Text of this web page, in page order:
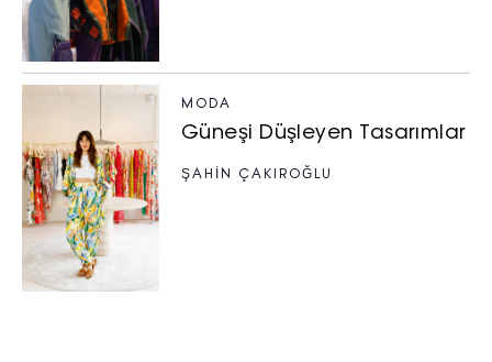
MODA
Güneşi Düşleyen Tasarımlar
ŞAHIN ÇAKIROĞLU